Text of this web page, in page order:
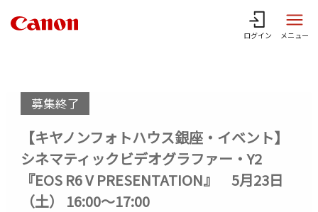
ログイン メニュー
募集終了
【キヤノンフォトハウス銀座・イベント】
シネマティックビデオグラファー・Y2
『EOS R6 V PRESENTATION』 5月23日
（土） 16:00～17:00